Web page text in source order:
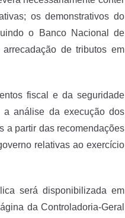
os demonstrativos do
o Banco Nacional de
de tributos em
fiscal e da seguridade
análise da execução dos
a partir das recomendações
relativas ao exercício
será disponibilizada em
da Controladoria-Geral